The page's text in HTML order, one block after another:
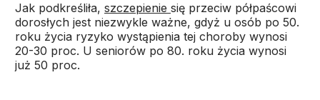
Jak podkreśliła, szczepienie się przeciw półpaścowi
dorosłych jest niezwykle ważne, gdyż u osób po 50.
roku życia ryzyko wystąpienia tej choroby wynosi
20-30 proc. U seniorów po 80. roku życia wynosi
już 50 proc.